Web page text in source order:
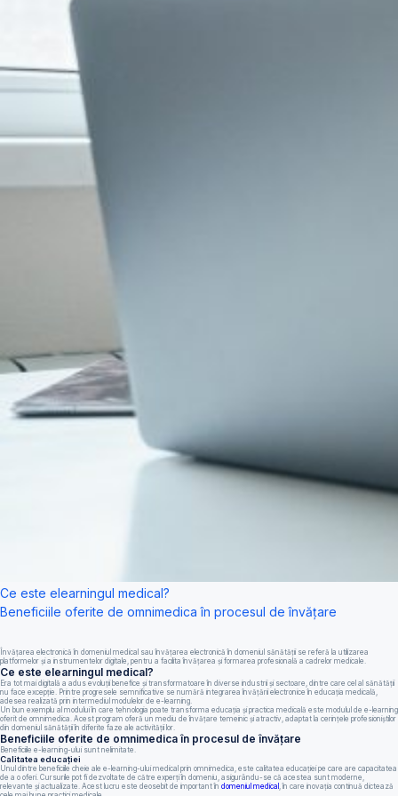
Ce este elearningul medical?
Beneficiile oferite de omnimedica în procesul de învățare
Învățarea electronică în domeniul medical sau învățarea electronică în domeniul sănătății se referă la utilizarea
platformelor și a instrumentelor digitale, pentru a facilita învățarea și formarea profesională a cadrelor medicale.
Ce este elearningul medical?
Era tot mai digitală a adus evoluții benefice și transformatoare în diverse industrii și sectoare, dintre care cel al sănătății
nu face excepție. Printre progresele semnificative se numără integrarea învățării electronice în educația medicală,
adesea realizată prin intermediul modulelor de e-learning.
Un bun exemplu al modului în care tehnologia poate transforma educația și practica medicală este modulul de e-learning
oferit de omnimedica. Acest program oferă un mediu de învățare temeinic și atractiv, adaptat la cerințele profesioniștilor
din domeniul sănătății în diferite faze ale activității lor.
Beneficiile oferite de omnimedica în procesul de învățare
Beneficiile e-learning-ului sunt nelimitate.
Calitatea educației
Unul dintre beneficiile cheie ale e-learning-ului medical prin omnimedica, este calitatea educației pe care are capacitatea
de a o oferi. Cursurile pot fi dezvoltate de către experți în domeniu, asigurându-se că acestea sunt moderne,
relevante și actualizate. Acest lucru este deosebit de important în domeniul medical , în care inovația continuă dictează